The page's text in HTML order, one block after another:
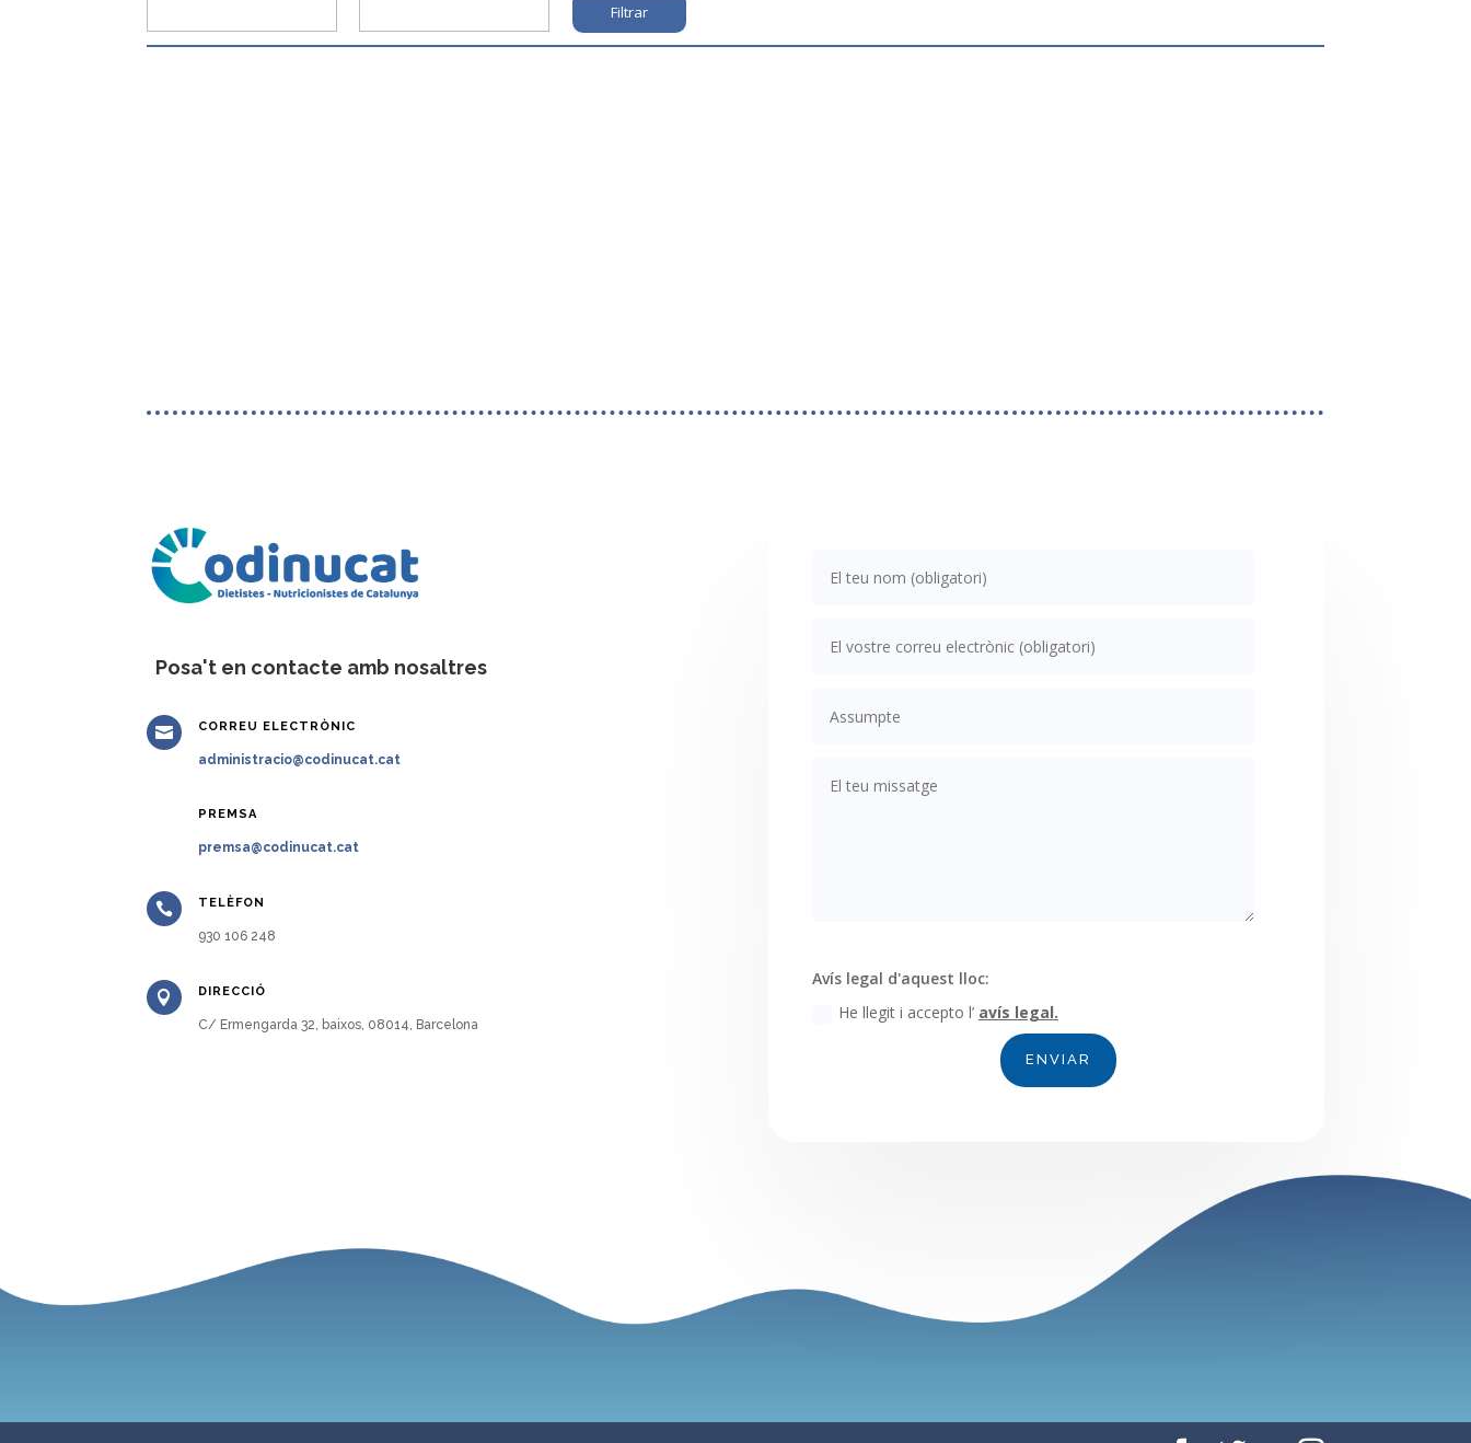
Posa't en contacte amb nosaltres
 CORREU ELECTRÒNIC
administracio@codinucat.cat
PREMSA
premsa@codinucat.cat
 TELÈFON
930 106 248
 DIRECCIÓ
C/ Ermengarda 32, baixos, 08014, Barcelona
Avís legal d'aquest lloc:
He llegit i accepto l’ avís legal.
ENVIAR